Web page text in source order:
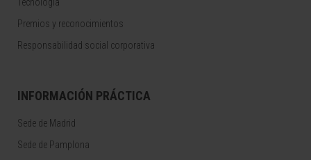
Tecnología
Premios y reconocimientos
Responsabilidad social corporativa
INFORMACIÓN PRÁCTICA
Sede de Madrid
Sede de Pamplona